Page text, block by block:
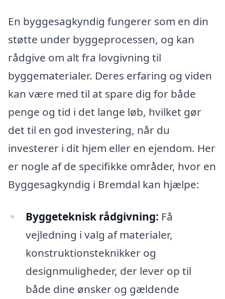
En byggesagkyndig fungerer som en din
støtte under byggeprocessen, og kan
rådgive om alt fra lovgivning til
byggematerialer. Deres erfaring og viden
kan være med til at spare dig for både
penge og tid i det lange løb, hvilket gør
det til en god investering, når du
investerer i dit hjem eller en ejendom. Her
er nogle af de specifikke områder, hvor en
Byggesagkyndig i Bremdal kan hjælpe:
Byggeteknisk rådgivning: Få
vejledning i valg af materialer,
konstruktionsteknikker og
designmuligheder, der lever op til
både dine ønsker og gældende